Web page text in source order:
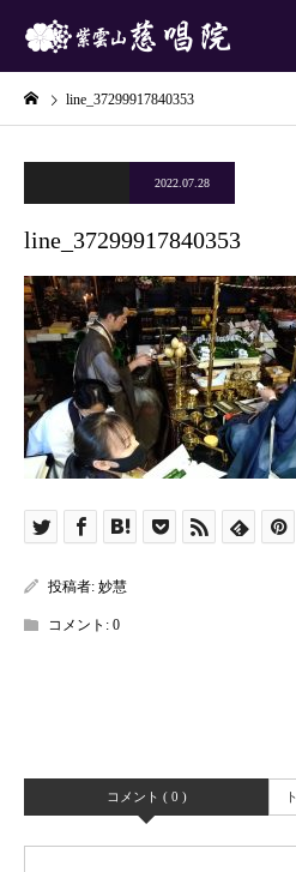
line_37299917840353
2022.07.28
line_37299917840353
投稿者: 妙慧
コメント: 0
コメント ( 0 )